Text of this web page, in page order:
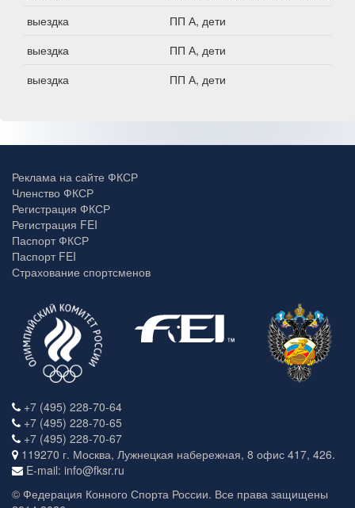
выездка
ПП А, дети
выездка
ПП А, дети
выездка
ПП А, дети
Реклама на сайте ФКСР
Членство ФКСР
Регистрация ФКСР
Регистрация FEI
Паспорт ФКСР
Паспорт FEI
Страхование спортсменов
+7 (495) 228-70-64
+7 (495) 228-70-65
+7 (495) 228-70-67
119270 г. Москва, Лужнецкая набережная, 8 офис 417, 426.
E-mail: info@fksr.ru
© Федерация Конного Спорта России. Все права защищены